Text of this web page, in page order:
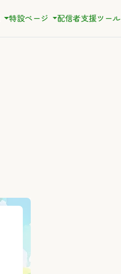
特設ページ 配信者支援ツール